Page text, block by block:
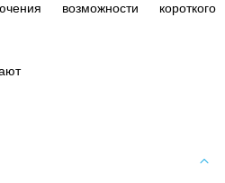
возможности короткого